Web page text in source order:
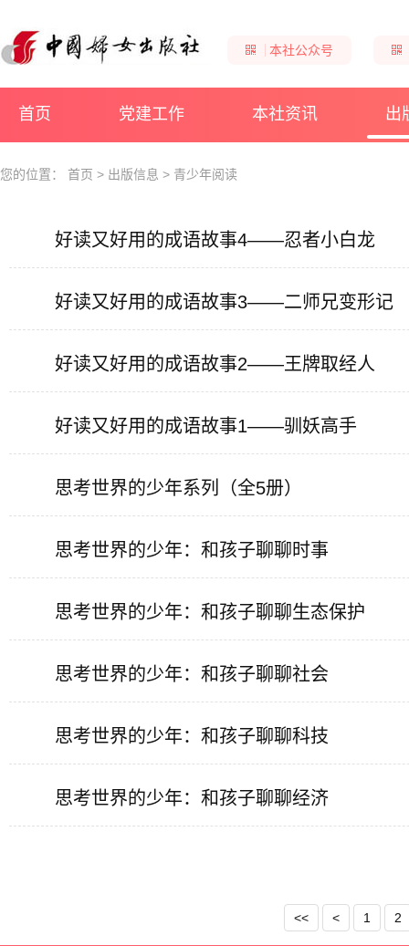
本社公众号
首页 党建工作 本社资讯 出
您的位置： 首页 > 出版信息 > 青少年阅读
好读又好用的成语故事4——忍者小白龙
好读又好用的成语故事3——二师兄变形记
好读又好用的成语故事2——王牌取经人
好读又好用的成语故事1——驯妖高手
思考世界的少年系列（全5册）
思考世界的少年：和孩子聊聊时事
思考世界的少年：和孩子聊聊生态保护
思考世界的少年：和孩子聊聊社会
思考世界的少年：和孩子聊聊科技
思考世界的少年：和孩子聊聊经济
<< < 1 2